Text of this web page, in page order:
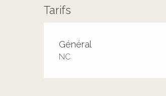
Tarifs
Tarifs 2026
Général
NC